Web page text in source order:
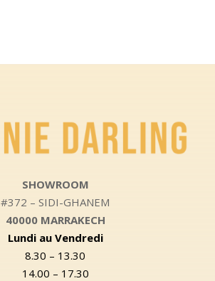
SHOWROOM
#372 – SIDI-GHANEM
40000 MARRAKECH
Lundi au Vendredi
8.30 – 13.30
14.00 – 17.30